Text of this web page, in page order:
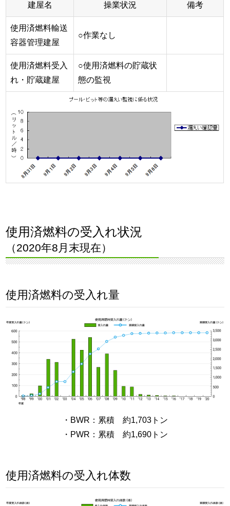
建屋名 操業状況 備考
使用済燃料輸送
容器管理建屋
○作業なし
使用済燃料受入
れ・貯蔵建屋
○使用済燃料の貯蔵状
態の監視
使用済燃料の受入れ状況
（2020年8月末現在）
使用済燃料の受入れ量
・BWR：累積 約1,703トン
・PWR：累積 約1,690トン
使用済燃料の受入れ体数